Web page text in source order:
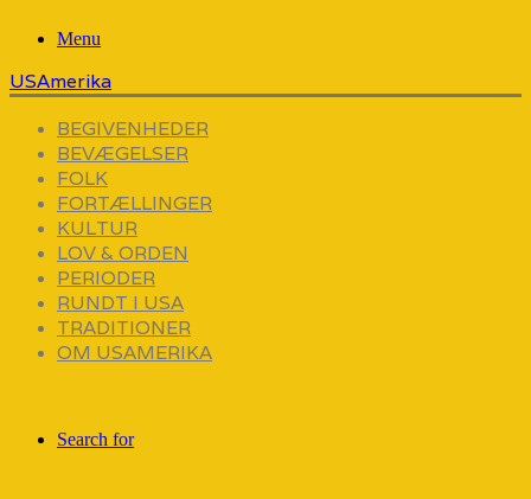
Menu
USAmerika
BEGIVENHEDER
BEVÆGELSER
FOLK
FORTÆLLINGER
KULTUR
LOV & ORDEN
PERIODER
RUNDT I USA
TRADITIONER
OM USAMERIKA
Search for